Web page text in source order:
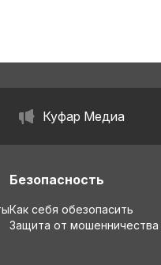
Куфар Медиа
Безопасность
Как себя обезопасить
Защита от мошенничества